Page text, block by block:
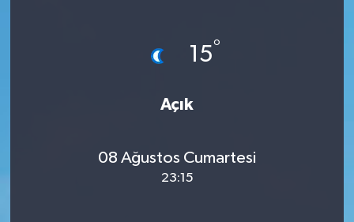
15°
Açık
08 Ağustos Cumartesi
23:15